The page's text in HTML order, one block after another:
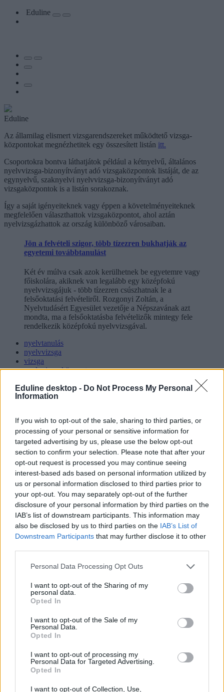
Eduline desktop - Do Not Process My Personal
Information
If you wish to opt-out of the sale, sharing to third parties, or
processing of your personal or sensitive information for
targeted advertising by us, please use the below opt-out
section to confirm your selection. Please note that after your
opt-out request is processed you may continue seeing
interest-based ads based on personal information utilized by
us or personal information disclosed to third parties prior to
your opt-out. You may separately opt-out of the further
disclosure of your personal information by third parties on the
IAB’s list of downstream participants. This information may
also be disclosed by us to third parties on the IAB’s List of
Downstream Participants that may further disclose it to other
Personal Data Processing Opt Outs
I want to opt-out of the Sharing of my
personal data.
Opted In
I want to opt-out of the Sale of my
Personal Data.
Opted In
I want to opt-out of processing my
Personal Data for Targeted Advertising.
Opted In
I want to opt-out of Collection, Use,
Eduline
Eduline
Az államilag elismert vizsga­rendszereket működtető vizsga­
központokat megnézhetitek egy összesített listán itt.
Csoportokra bontva láthatjátok például a kétnyelvű, általános
nyelvvizsga-bizonyítványt adó vizsgaközpontok listáját, de az
egynyelvű, szaknyelvi nyelvvizsga-bizonyítványt adó
vizsgaközpontok is a listán sorakoznak.
Így a saját igényeiteknek vagy éppen a követelményeiteknek
megfelelően választhattok vizsgaközpontot, ahol aztán
nyelvizsgázhattok az ország különböző városaiban.
Jön a felvételi szigor, több tízezren bukhatják az
egyetemi továbbtanulást
Két év múlva csak azok kerülhetnek be egyetemre vagy
főiskolára, akiknek van legalább egy középfokú
nyelvvizsgájuk - több tízezren csúszhatnak le a
felsőoktatási felvételiről. Rozgonyi Zoltán, a
Nyelvtudásért Egyesület vezetője a Népszavának azt
mondta, ma a felsőoktatásba felvételizők mintegy fele
rendelkezik középfokú nyelvvizsgával.
nyelvtanulás
nyelvvizsga
vizsga
nyelvvizsgaközpont
akkreditált nyelvvizsgaközpont
Az iskola mindent mérni akar – csak éppen a
tanulás lényegét nem tudja
Bár az iskola mint intézmény már nagyon régóta velünk van,
meglepően meglehetősen rövid múltra tekint vissza az a törekvés,
az iskola a gyerekekkel. Az évszázadok során számtalan nevelési
alapvető természetéről alkotott képünk mégis gyakran tévutakra
Közoktatás
Fóti Péter
Lannert Judit: Rugalmasabb napkezdés, hosszabb
szünetek és több mozgás jöhet az alsó tagozatokban
Tizennégy pontos szakmai javaslatcsomagot kaptak az általános
iskolák, amelynek célja, hogy csökkenjen az alsó tagozatos diákok